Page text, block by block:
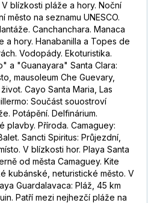
blízkosti pláže a hory. Noční
město na seznamu UNESCO.
Canchanchara. Manaca
a hory. Hanabanilla a Topes de
Vodopády. Ekoturistika.
a "Guanayara" Santa Clara:
mausoleum Che Guevary,
Cayo Santa Maria, Las
Součást souostroví
Potápění. Delfinárium.
plavby. Příroda. Camaguey:
Sancti Spiritus: Průjezdní,
V blízkosti hor. Playa Santa
od města Camaguey. Kite
kubánské, neturistické město. V
Guardalavaca: Pláž, 45 km
Patří mezi nejhezčí pláže na